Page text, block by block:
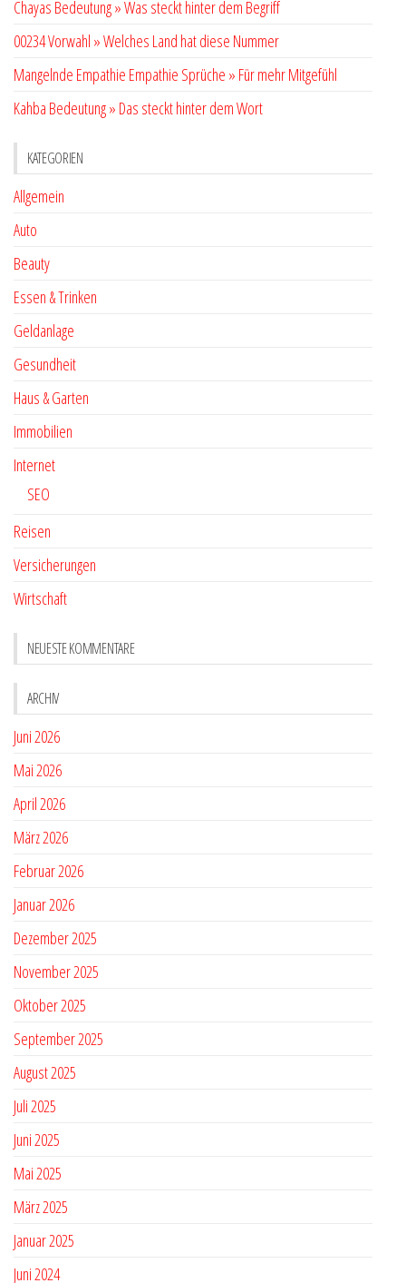
Chayas Bedeutung » Was steckt hinter dem Begriff
00234 Vorwahl » Welches Land hat diese Nummer
Mangelnde Empathie Empathie Sprüche » Für mehr Mitgefühl
Kahba Bedeutung » Das steckt hinter dem Wort
KATEGORIEN
Allgemein
Auto
Beauty
Essen & Trinken
Geldanlage
Gesundheit
Haus & Garten
Immobilien
Internet
SEO
Reisen
Versicherungen
Wirtschaft
NEUESTE KOMMENTARE
ARCHIV
Juni 2026
Mai 2026
April 2026
März 2026
Februar 2026
Januar 2026
Dezember 2025
November 2025
Oktober 2025
September 2025
August 2025
Juli 2025
Juni 2025
Mai 2025
März 2025
Januar 2025
Juni 2024